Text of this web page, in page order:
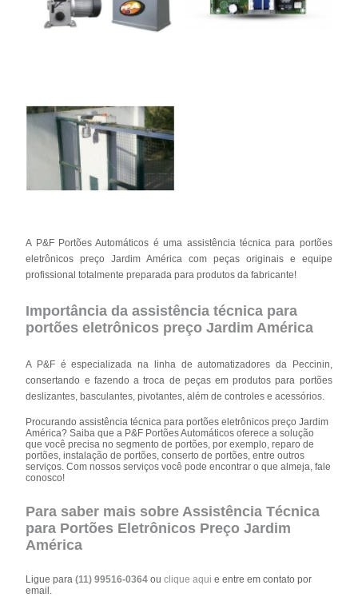
A P&F Portões Automáticos é uma assistência técnica para portões
eletrônicos preço Jardim América com peças originais e equipe
profissional totalmente preparada para produtos da fabricante!
Importância da assistência técnica para
portões eletrônicos preço Jardim América
A P&F é especializada na linha de automatizadores da Peccinin,
consertando e fazendo a troca de peças em produtos para portões
deslizantes, basculantes, pivotantes, além de controles e acessórios.
Procurando assistência técnica para portões eletrônicos preço Jardim
América? Saiba que a P&F Portões Automáticos oferece a solução
que você precisa no segmento de portões, por exemplo, reparo de
portões, instalação de portões, conserto de portões, entre outros
serviços. Com nossos serviços você pode encontrar o que almeja, fale
conosco!
Para saber mais sobre Assistência Técnica
para Portões Eletrônicos Preço Jardim
América
Ligue para(11) 99516-0364ouclique aqui e entre em contato por
email.